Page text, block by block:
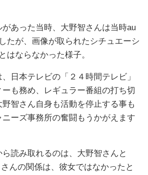
あった当時、大野智さんは当時au
たが、画像が取られたシチュエーシ
はならなかった様子。
日本テレビの「２４時間テレビ」
も務め、レギュラー番組の打ち切
野智さん自身も活動を停止する事も
ーズ事務所の奮闘もうかがえます
読み取れるのは、大野智さんと
んの関係は、彼女ではなかったと